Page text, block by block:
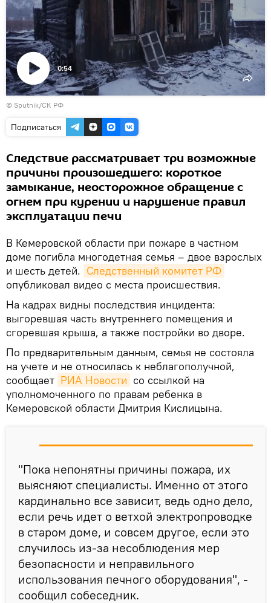
Воспроизвести
видео
0:54
© Sputnik/СК РФ
Подписаться
Следствие рассматривает три возможные
причины произошедшего: короткое
замыкание, неосторожное обращение с
огнем при курении и нарушение правил
эксплуатации печи
В Кемеровской области при пожаре в частном
доме погибла многодетная семья – двое взрослых
и шесть детей. Следственный комитет РФ
опубликовал видео с места происшествия.
На кадрах видны последствия инцидента:
выгоревшая часть внутреннего помещения и
сгоревшая крыша, а также постройки во дворе.
По предварительным данным, семья не состояла
на учете и не относилась к неблагополучной,
сообщает РИА Новости со ссылкой на
уполномоченного по правам ребенка в
Кемеровской области Дмитрия Кислицына.
"Пока непонятны причины пожара, их
выясняют специалисты. Именно от этого
кардинально все зависит, ведь одно дело,
если речь идет о ветхой электропроводке
в старом доме, и совсем другое, если это
случилось из-за несоблюдения мер
безопасности и неправильного
использования печного оборудования", -
сообщил собеседник.